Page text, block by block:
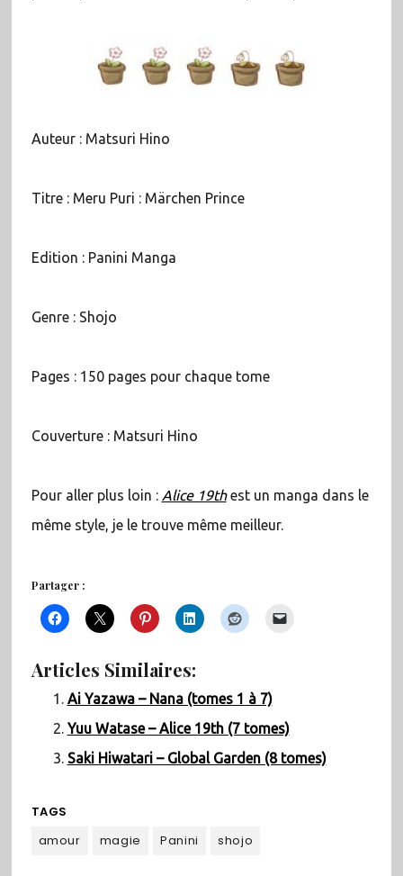
Auteur : Matsuri Hino
Titre : Meru Puri : Märchen Prince
Edition : Panini Manga
Genre : Shojo
Pages : 150 pages pour chaque tome
Couverture : Matsuri Hino
Pour aller plus loin : Alice 19th est un manga dans le
même style, je le trouve même meilleur.
Partager :
Articles Similaires:
Ai Yazawa – Nana (tomes 1 à 7)
Yuu Watase – Alice 19th (7 tomes)
Saki Hiwatari – Global Garden (8 tomes)
TAGS
amour
magie Panini shojo